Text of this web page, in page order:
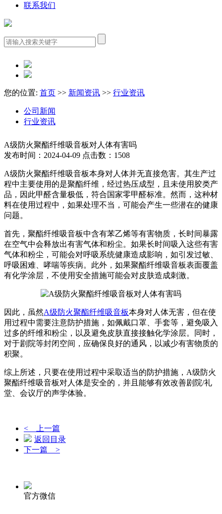
联系我们
您的位置: 首页 >> 新闻资讯 >> 行业资讯
公司新闻
行业资讯
A级防火聚酯纤维吸音板对人体有害吗
发布时间：2024-04-09 点击数：1508
A级防火聚酯纤维吸音板本身对人体并无直接危害。其生产过
程中主要使用的是聚酯纤维，经过热压成型，且未使用胶类产
品，因此甲醛含量极低，符合国家零甲醛标准。然而，这种材
料在使用过程中，如果处理不当，可能会产生一些潜在的健康
问题。
首先，聚酯纤维吸音板中含有苯乙烯等有害物质，长时间暴露
在空气中会释放出有害气体和粉尘。如果长时间吸入这些有害
气体和粉尘，可能会对呼吸系统健康造成影响，如引发过敏、
呼吸困难、哮喘等疾病。此外，如果聚酯纤维吸音板表面覆盖
有化学涂层，不使用安全措施可能会对皮肤造成刺激。
因此，虽然A级防火聚酯纤维吸音板本身对人体无害，但在使
用过程中需要注意防护措施，如佩戴口罩、手套等，避免吸入
过多的纤维和粉尘，以及避免皮肤直接接触化学涂层。同时，
对于剧院等封闭空间，应确保良好的通风，以减少有害物质的
积聚。
综上所述，只要在使用过程中采取适当的防护措施，A级防火
聚酯纤维吸音板对人体是安全的，并且能够有效改善剧院/礼
堂、会议厅的声学体验。
< 上一篇
返回目录
下一篇 >
官方微信